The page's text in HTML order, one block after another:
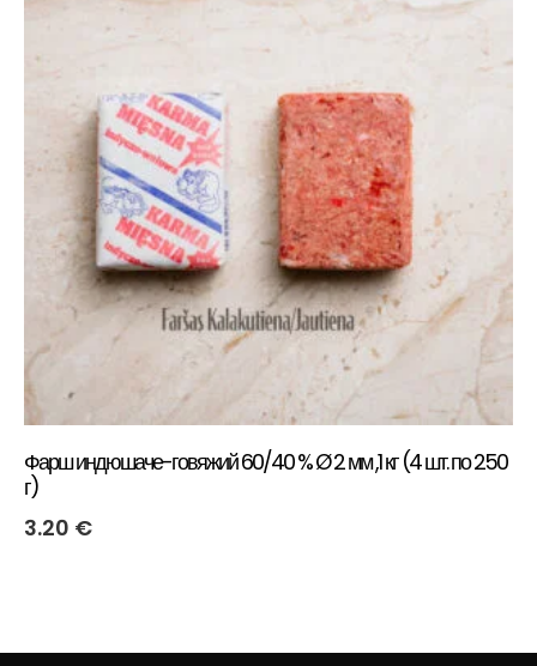
Фарш индюшаче-говяжий 60/40 % Ø 2 мм ,1 кг (4 шт. по 250
г)
3.20 €